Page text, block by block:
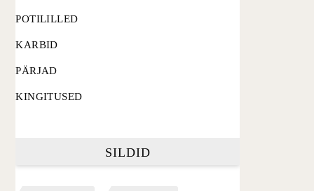
POTILILLED
KARBID
PÄRJAD
KINGITUSED
SILDID